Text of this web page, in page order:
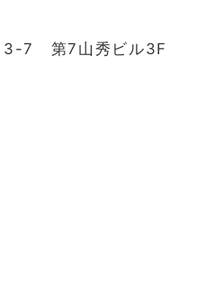
7 第7山秀ビル3F